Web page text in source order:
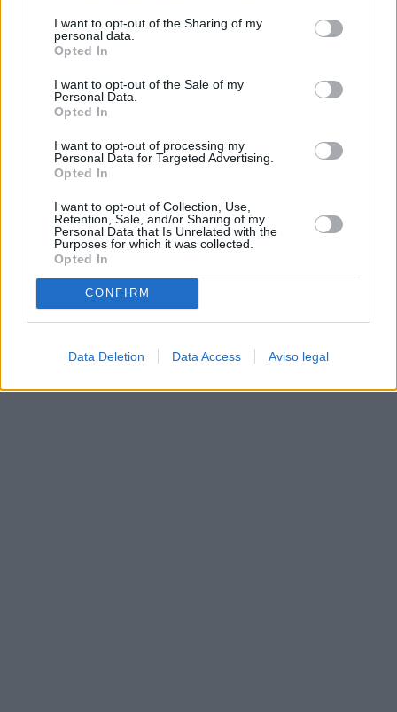
de su consentimiento, pero usted tiene el derecho de
rechazar tal procesamiento. Sus preferencias se aplicarán
cualquier momento entrando de nuevo en este sitio web o
visitando nuestra política de privacidad.
I want to opt-out of the Sharing of my
personal data.
Opted In
I want to opt-out of the Sale of my
Personal Data.
Opted In
I want to opt-out of processing my
Personal Data for Targeted Advertising.
Opted In
I want to opt-out of Collection, Use,
Retention, Sale, and/or Sharing of my
Personal Data that Is Unrelated with the
Purposes for which it was collected.
Opted In
CONFIRM
Data Deletion Data Access Aviso legal